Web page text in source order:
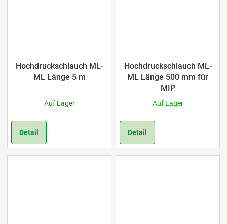
Hochdruckschlauch ML-
ML Länge 5 m
Auf Lager
Detail
Hochdruckschlauch ML-
ML Länge 500 mm für
MIP
Auf Lager
Detail